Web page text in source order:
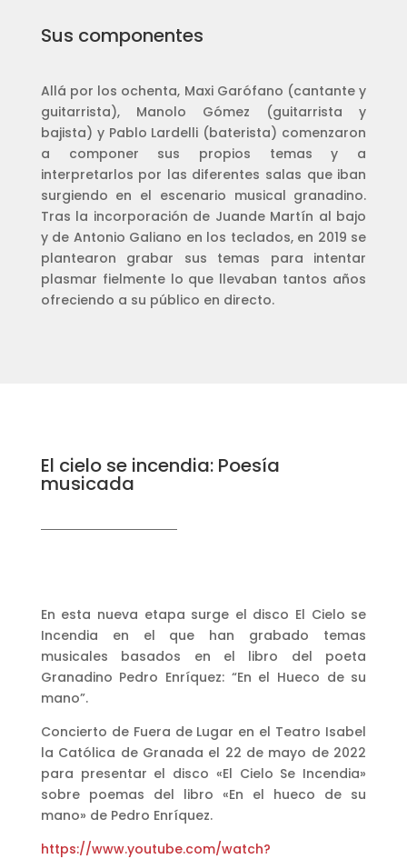
Sus componentes
Allá por los ochenta, Maxi Garófano (cantante y
guitarrista), Manolo Gómez (guitarrista y
bajista) y Pablo Lardelli (baterista) comenzaron
a componer sus propios temas y a
interpretarlos por las diferentes salas que iban
surgiendo en el escenario musical granadino.
Tras la incorporación de Juande Martín al bajo
y de Antonio Galiano en los teclados, en 2019 se
plantearon grabar sus temas para intentar
plasmar fielmente lo que llevaban tantos años
ofreciendo a su público en directo.
El cielo se incendia: Poesía
musicada
En esta nueva etapa surge el disco El Cielo se
Incendia en el que han grabado temas
musicales basados en el libro del poeta
Granadino Pedro Enríquez: “En el Hueco de su
mano”.
Concierto de Fuera de Lugar en el Teatro Isabel
la Católica de Granada el 22 de mayo de 2022
para presentar el disco «El Cielo Se Incendia»
sobre poemas del libro «En el hueco de su
mano» de Pedro Enríquez.
https://www.youtube.com/watch?